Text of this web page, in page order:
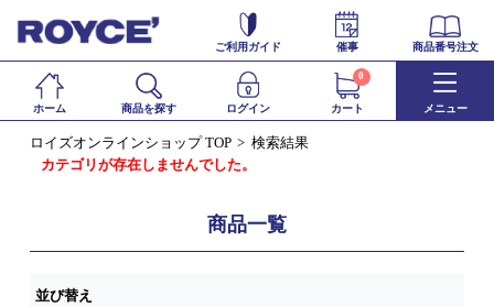
ご利用ガイド 催事 商品番号注文
ホーム 商品を探す ログイン カート
0
メニュー
ロイズオンラインショップ TOP
検索結果
カテゴリが存在しませんでした。
商品一覧
並び替え